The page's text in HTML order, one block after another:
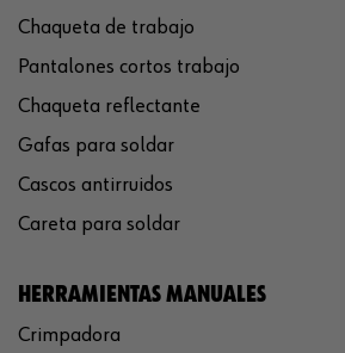
Chaqueta de trabajo
Pantalones cortos trabajo
Chaqueta reflectante
Gafas para soldar
Cascos antirruidos
Careta para soldar
HERRAMIENTAS MANUALES
Crimpadora